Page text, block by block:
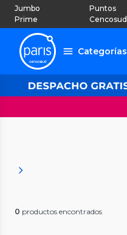
Jumbo
Prime
Puntos
Cencosud
Categorías
0 productos encontrados